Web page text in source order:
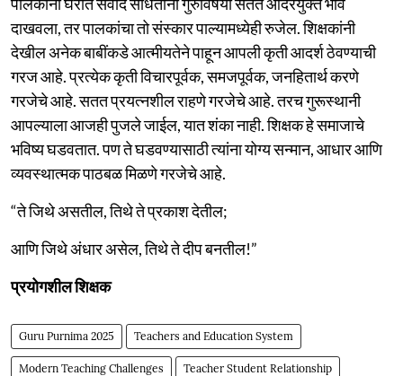
दाखवला, तर पालकांचा तो संस्कार पाल्यामध्येही रुजेल. शिक्षकांनी
देखील अनेक बाबींकडे आत्मीयतेने पाहून आपली कृती आदर्श ठेवण्याची
गरज आहे. प्रत्येक कृती विचारपूर्वक, समजपूर्वक, जनहितार्थ करणे
गरजेचे आहे. सतत प्रयत्नशील राहणे गरजेचे आहे. तरच गुरूस्थानी
आपल्याला आजही पुजले जाईल, यात शंका नाही. शिक्षक हे समाजाचे
भविष्य घडवतात. पण ते घडवण्यासाठी त्यांना योग्य सन्मान, आधार आणि
व्यवस्थात्मक पाठबळ मिळणे गरजेचे आहे.
“ते जिथे असतील, तिथे ते प्रकाश देतील;
आणि जिथे अंधार असेल, तिथे ते दीप बनतील!”
प्रयोगशील शिक्षक
Guru Purnima 2025 Teachers and Education System
Modern Teaching Challenges Teacher Student Relationship